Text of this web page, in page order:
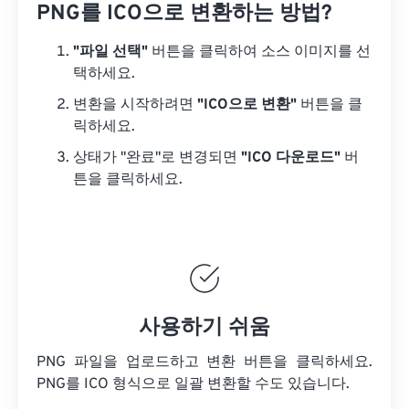
PNG를 ICO으로 변환하는 방법?
"파일 선택" 버튼을 클릭하여 소스 이미지를 선
택하세요.
변환을 시작하려면 "ICO으로 변환" 버튼을 클
릭하세요.
상태가 "완료"로 변경되면 "ICO 다운로드" 버
튼을 클릭하세요.
사용하기 쉬움
PNG 파일을 업로드하고 변환 버튼을 클릭하세요.
PNG를 ICO 형식으로 일괄 변환할 수도 있습니다.